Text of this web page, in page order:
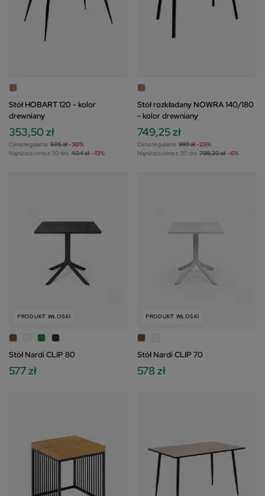
Stół HOBART 120 - kolor
drewniany
353,50 zł
Cena regularna: 505 zł-30%
Najniższa cena z 30 dni: 404 zł-13%
Stół rozkładany NOWRA 140/180
- kolor drewniany
749,25 zł
Cena regularna: 999 zł-25%
Najniższa cena z 30 dni: 799,20 zł-6%
PRODUKT WŁOSKI
Stół Nardi CLIP 80
577 zł
PRODUKT WŁOSKI
Stół Nardi CLIP 70
578 zł